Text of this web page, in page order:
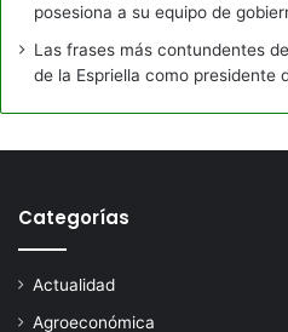
posesiona a su equipo de
Las frases más contundentes
de la Espriella como presidente
Categorías
Actualidad
Agroeconómica